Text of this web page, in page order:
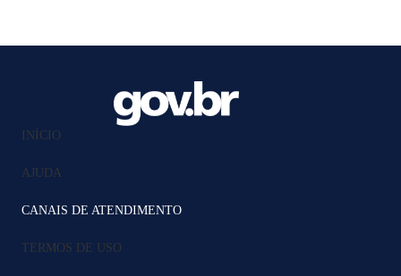
INÍCIO
AJUDA
CANAIS DE ATENDIMENTO
TERMOS DE USO